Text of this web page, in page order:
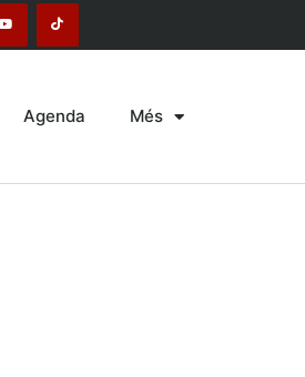
Agenda Més